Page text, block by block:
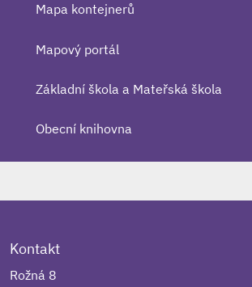
Mapa kontejnerů
Mapový portál
Základní škola a Mateřská škola
Obecní knihovna
Kontakt
Rožná 8